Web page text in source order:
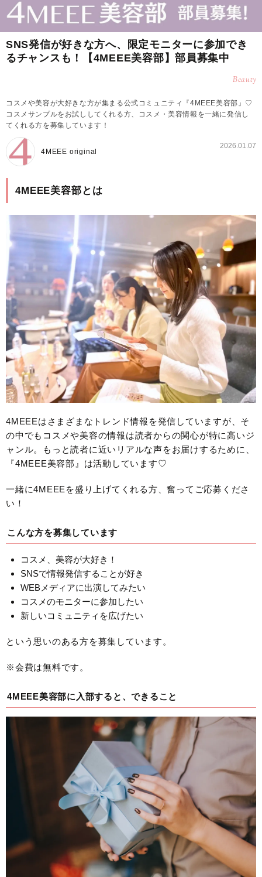
SNS発信が好きな方へ、限定モニターに参加でき
るチャンスも！【4MEEE美容部】部員募集中
Beauty
コスメや美容が大好きな方が集まる公式コミュニティ『4MEEE美容部』♡
コスメサンプルをお試ししてくれる方、コスメ・美容情報を一緒に発信し
てくれる方を募集しています！
4MEEE original
2026.01.07
4MEEE美容部とは
4MEEEはさまざまなトレンド情報を発信していますが、そ
の中でもコスメや美容の情報は読者からの関心が特に高いジ
ャンル。もっと読者に近いリアルな声をお届けするために、
『4MEEE美容部』は活動しています♡
一緒に4MEEEを盛り上げてくれる方、奮ってご応募くださ
い！
こんな方を募集しています
コスメ、美容が大好き！
SNSで情報発信することが好き
WEBメディアに出演してみたい
コスメのモニターに参加したい
新しいコミュニティを広げたい
という思いのある方を募集しています。
※会費は無料です。
4MEEE美容部に入部すると、できること